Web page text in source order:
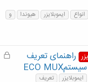
انواع ایموبلایزر هیوندا
و
ق
راهنمای تعريف
ایموبلايزر
تعريف